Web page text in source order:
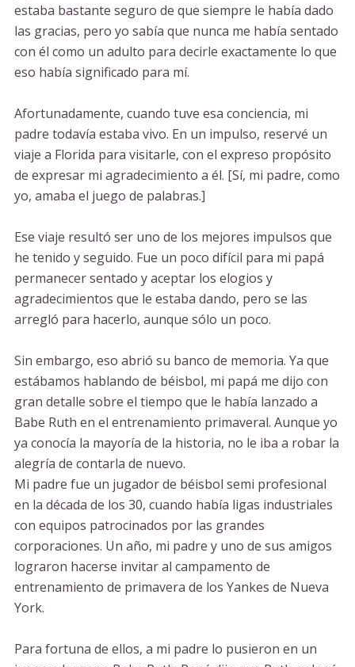
estaba bastante seguro de que siempre le había dado
las gracias, pero yo sabía que nunca me había sentado
con él como un adulto para decirle exactamente lo que
eso había significado para mí.
Afortunadamente, cuando tuve esa conciencia, mi
padre todavía estaba vivo. En un impulso, reservé un
viaje a Florida para visitarle, con el expreso propósito
de expresar mi agradecimiento a él. [Sí, mi padre, como
yo, amaba el juego de palabras.]
Ese viaje resultó ser uno de los mejores impulsos que
he tenido y seguido. Fue un poco difícil para mi papá
permanecer sentado y aceptar los elogios y
agradecimientos que le estaba dando, pero se las
arregló para hacerlo, aunque sólo un poco.
Sin embargo, eso abrió su banco de memoria. Ya que
estábamos hablando de béisbol, mi papá me dijo con
gran detalle sobre el tiempo que le había lanzado a
Babe Ruth en el entrenamiento primaveral. Aunque yo
ya conocía la mayoría de la historia, no le iba a robar la
alegría de contarla de nuevo.
Mi padre fue un jugador de béisbol semi profesional
en la década de los 30, cuando había ligas industriales
con equipos patrocinados por las grandes
corporaciones. Un año, mi padre y uno de sus amigos
lograron hacerse invitar al campamento de
entrenamiento de primavera de los Yankes de Nueva
York.
Para fortuna de ellos, a mi padre lo pusieron en un